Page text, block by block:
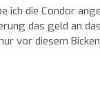
die Condor
das geld an
vor diesem